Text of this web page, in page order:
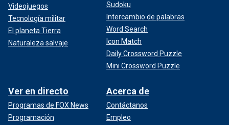
Videojuegos
Tecnología militar
El planeta Tierra
Naturaleza salvaje
Sudoku
Intercambio de palabras
Word Search
Icon Match
Daily Crossword Puzzle
Mini Crossword Puzzle
Ver en directo
Programas de FOX News
Programación
Acerca de
Contáctanos
Empleo